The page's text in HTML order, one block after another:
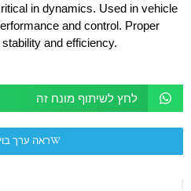
in dynamics. Used in vehicle
and control. Proper
and efficiency.
לחץ לשיתוף מונח זה
ראה ערך